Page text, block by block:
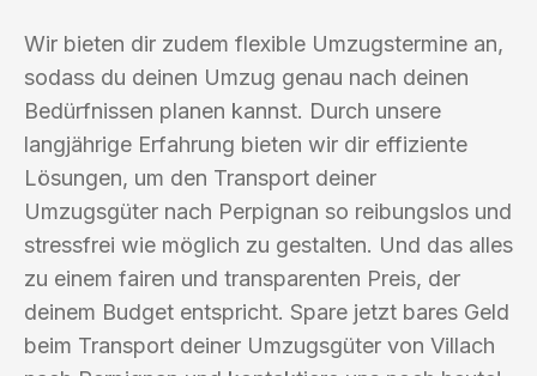
Wir bieten dir zudem flexible Umzugstermine an,
sodass du deinen Umzug genau nach deinen
Bedürfnissen planen kannst. Durch unsere
langjährige Erfahrung bieten wir dir effiziente
Lösungen, um den Transport deiner
Umzugsgüter nach Perpignan so reibungslos und
stressfrei wie möglich zu gestalten. Und das alles
zu einem fairen und transparenten Preis, der
deinem Budget entspricht. Spare jetzt bares Geld
beim Transport deiner Umzugsgüter von Villach